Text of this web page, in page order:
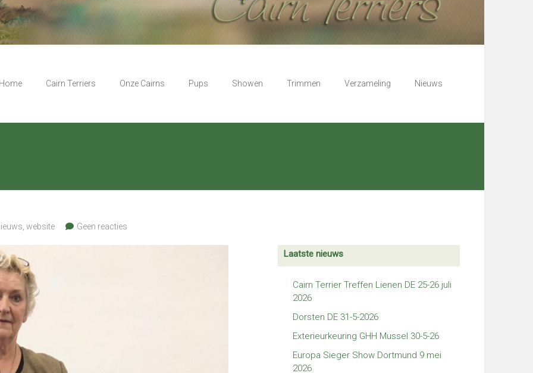
Home Cairn Terriers Onze Cairns Pups Showen Trimmen Verzameling Nieuws
website Geen reacties
Laatste nieuws
Cairn Terrier Treffen Lienen DE 25-26 juli
2026
Dorsten DE 31-5-2026
Exterieurkeuring GHH Mussel 30-5-26
Europa Sieger Show Dortmund 9 mei
2026